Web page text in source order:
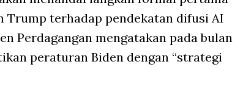
Trump terhadap pendekatan difusi AI
Perdagangan mengatakan pada bulan
peraturan Biden dengan “strategi